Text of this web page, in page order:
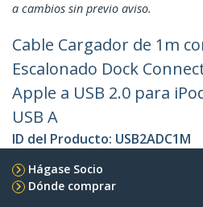
a cambios sin previo aviso.
Cable Cargador de 1m
Escalonado Dock
Apple a USB 2.0 para
USB A
ID del Producto: USB2ADC1M
Hágase Socio
Dónde comprar